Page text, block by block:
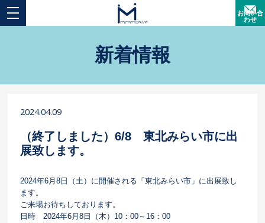
お問い合
わせ
新着情報
2024.04.09
（終了しました）6/8 東北みらい市に出
展致します。
2024年6月8日（土）に開催される「東北みらい市」に出展致し
ます。
ご来場お待ちしております。
日時 2024年6月8日（木）10：00～16：00